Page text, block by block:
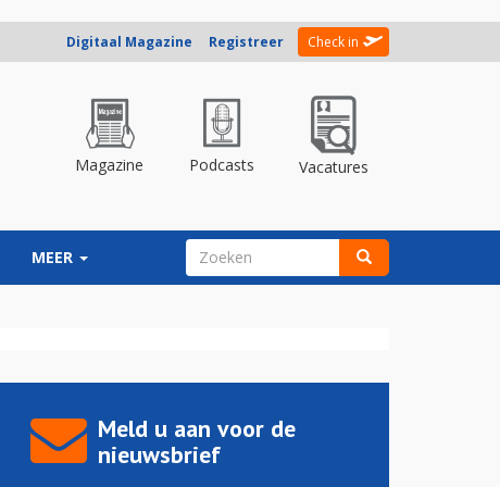
Digitaal Magazine Registreer Check in
Magazine Podcasts Vacatures
MEER ZOEKVELD
Meld u aan voor de
nieuwsbrief